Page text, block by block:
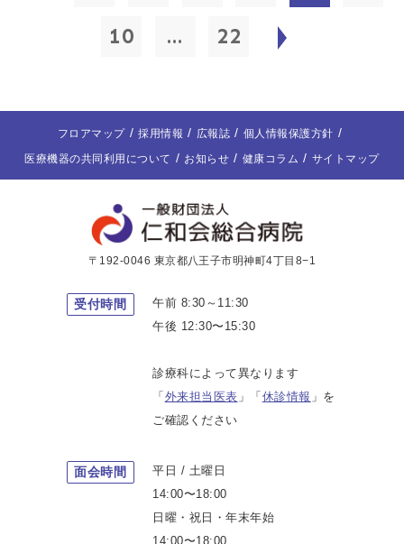
10
... 22
フロアマップ 採用情報 広報誌
個人情報保護方針
医療機器の共同利用について
お知らせ 健康コラム サイトマップ
〒192-0046 東京都八王子市明神町4丁目8−1
受付時間
午前 8:30～11:30
午後 12:30〜15:30
診療科によって異なります
「 外来担当医表 」「 休診情報 」を
ご確認ください
面会時間
平日 / 土曜日
14:00〜18:00
日曜・祝日・年末年始
14:00〜18:00